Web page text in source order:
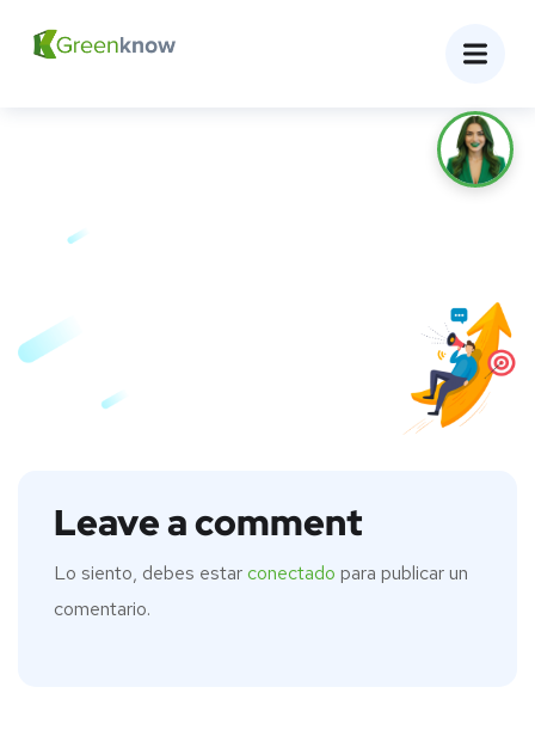
Leave a comment
Lo siento, debes estarconectado para publicar un
comentario.